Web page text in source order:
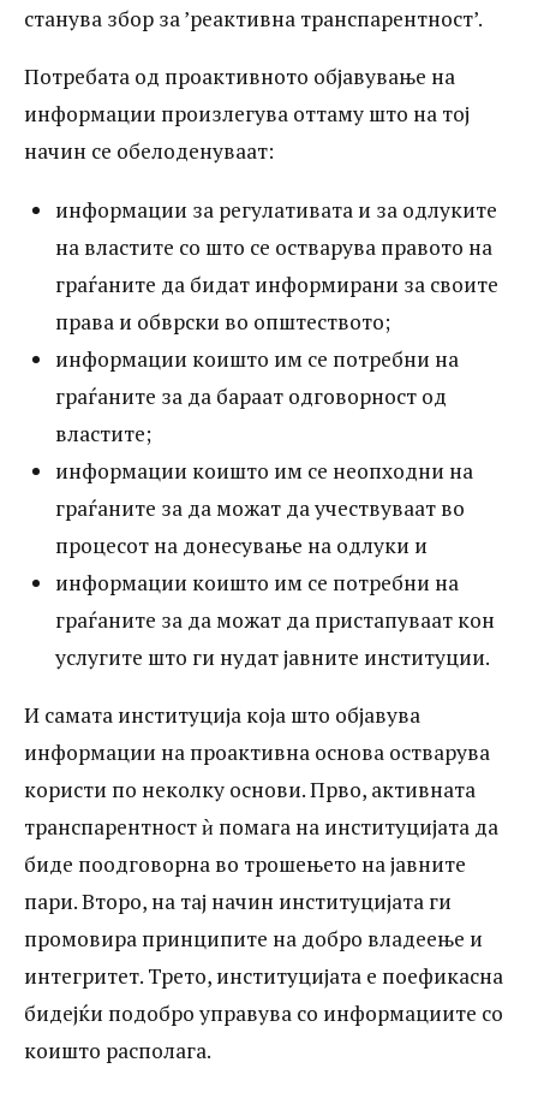
тој начин се обелоденуваат: информации
за регулативата и за одлуките на
властите со што се остварува правото
на граѓаните да бидат информирани за
своите права и обврски во општеството;
информации коишто им се потребни на
граѓаните за да бараат одговорност од
властите; информации коишто им се
неопходни на граѓаните за да можат да
учествуваат во процесот на донесување
на одлуки и информации коишто им се
потребни на граѓаните за да можат да
пристапуваат кон услугите што ги нудат
јавните институции. И самата
институција која што објавува
остварува користи по неколку основи.
Прво, активната транспарентност ѝ
помага на институцијата да биде
поодговорна во трошењето на јавните
пари. Второ, на тај начин институцијата
ги промовира принципите на добро
владеење и интегритет. Трето,
институцијата е поефикасна бидејќи
станува збор за ’реактивна транспарентност’.
Потребата од проактивното објавување на
информации произлегува оттаму што на тој
начин се обелоденуваат:
информации за регулативата и за одлуките
на властите со што се остварува правото на
граѓаните да бидат информирани за своите
права и обврски во општеството;
информации коишто им се потребни на
граѓаните за да бараат одговорност од
властите;
информации коишто им се неопходни на
граѓаните за да можат да учествуваат во
процесот на донесување на одлуки и
информации коишто им се потребни на
граѓаните за да можат да пристапуваат кон
услугите што ги нудат јавните институции.
И самата институција која што објавува
информации на проактивна основа остварува
користи по неколку основи. Прво, активната
транспарентност ѝ помага на институцијата да
биде поодговорна во трошењето на јавните
пари. Второ, на тај начин институцијата ги
промовира принципите на добро владеење и
интегритет. Трето, институцијата е поефикасна
бидејќи подобро управува со информациите со
коишто располага.